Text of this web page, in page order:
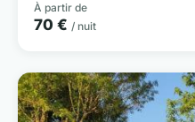
À partir de
70 € / nuit